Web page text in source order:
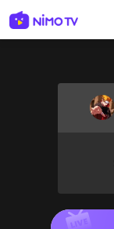
sentinelStart